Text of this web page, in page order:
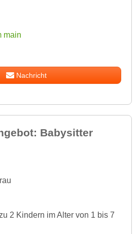
main
Nachricht
Babysitter
2 Kindern im Alter von 1 bis 7